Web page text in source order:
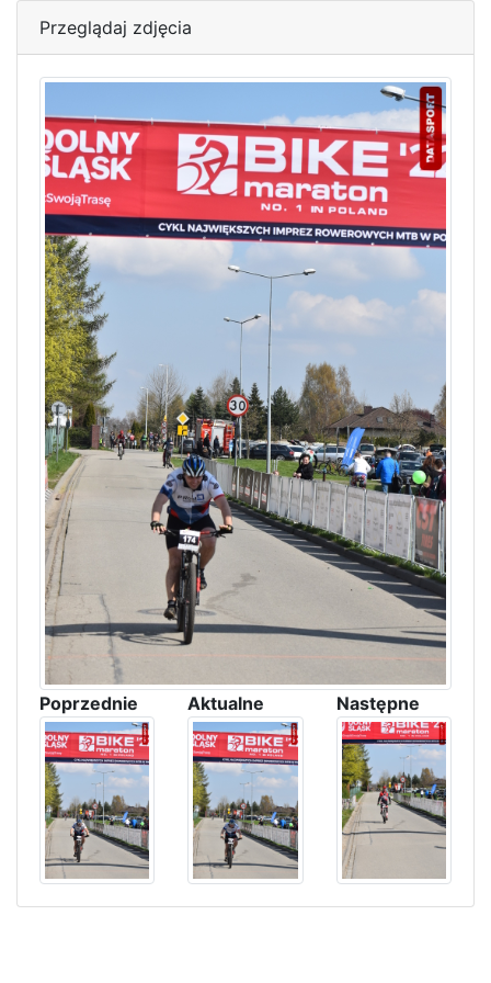
Przeglądaj zdjęcia
Poprzednie Aktualne Następne